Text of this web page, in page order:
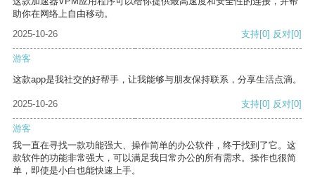
助你在网络上自由移动。
2025-10-26
支持[0] 反对[0]
游客
这款app是我社交的好帮手，让我能够与朋友保持联系，分享生活点滴。
2025-10-26 支持[0] 反对[0]
游客
我一直在寻找一款功能强大、操作简单的办公软件，终于找到了它。这
款软件的功能非常强大，可以满足我日常办公的所有需求。操作也很简
单，即使是小白也能快速上手。